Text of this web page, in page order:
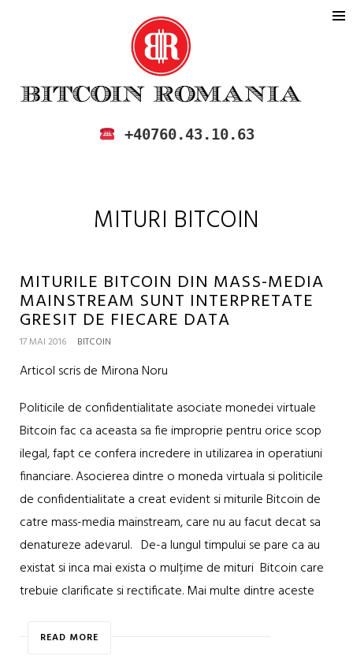
BITCOIN ROMANIA
CUMPARA SI VINDE BITCOIN IN
+40760.43.10.63
MITURI BITCOIN
MITURILE BITCOIN DIN MASS-MEDIA
MAINSTREAM SUNT INTERPRETATE
GRESIT DE FIECARE DATA
17 MAI 2016 BITCOIN
Articol scris de Mirona Noru
Politicile de confidentialitate asociate monedei virtuale
Bitcoin fac ca aceasta sa fie improprie pentru orice scop
ilegal, fapt ce confera incredere in utilizarea in operatiuni
financiare. Asocierea dintre o moneda virtuala si politicile
de confidentialitate a creat evident si miturile Bitcoin de
catre mass-media mainstream, care nu au facut decat sa
denatureze adevarul. De-a lungul timpului se pare ca au
existat si inca mai exista o mulțime de mituri Bitcoin care
trebuie clarificate si rectificate. Mai multe dintre aceste
READ MORE